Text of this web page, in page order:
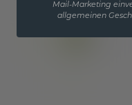
Mail-Marketing
allgemeinen